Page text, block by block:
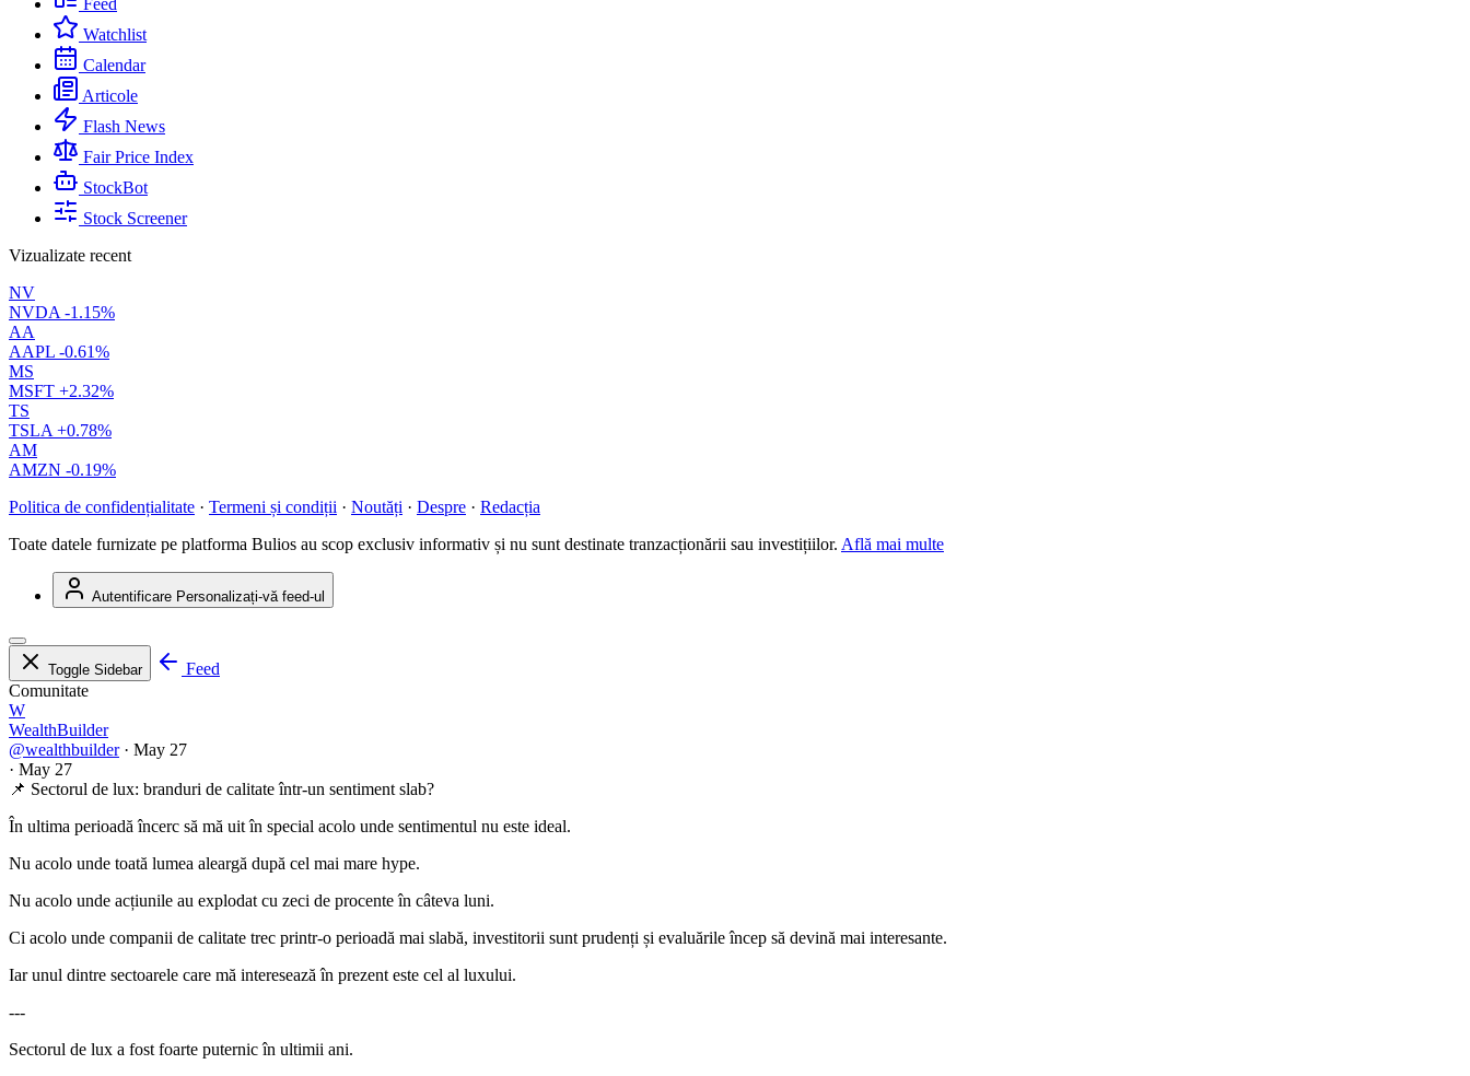
Feed
Watchlist
Calendar
Articole
Flash News
Fair Price Index
StockBot
Stock Screener
Vizualizate recent
NV
NVDA -1.15%
AA
AAPL -0.61%
MS
MSFT +2.32%
TS
TSLA +0.78%
AM
AMZN -0.19%
Politica de confidențialitate · Termeni și condiții · Noutăți · Despre · Redacția
Toate datele furnizate pe platforma Bulios au scop exclusiv informativ și nu sunt destinate tranzacționării sau investițiilor. Află mai multe
Autentificare Personalizați-vă feed-ul
Toggle Sidebar
Feed
Comunitate
W
WealthBuilder
@wealthbuilder · May 27
· May 27
📌 Sectorul de lux: branduri de calitate într-un sentiment slab?
În ultima perioadă încerc să mă uit în special acolo unde sentimentul nu este ideal.
Nu acolo unde toată lumea aleargă după cel mai mare hype.
Nu acolo unde acțiunile au explodat cu zeci de procente în câteva luni.
Ci acolo unde companii de calitate trec printr-o perioadă mai slabă, investitorii sunt prudenți și evaluările încep să devină mai interesante.
Iar unul dintre sectoarele care mă interesează în prezent este cel al luxului.
---
Sectorul de lux a fost foarte puternic în ultimii ani.